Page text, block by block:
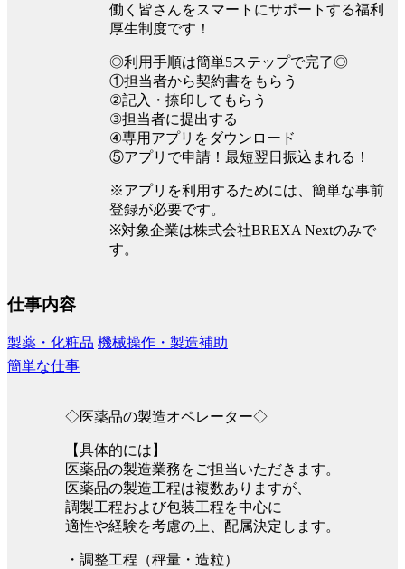
働く皆さんをスマートにサポートする福利
厚生制度です！
◎利用手順は簡単5ステップで完了◎
①担当者から契約書をもらう
②記入・捺印してもらう
③担当者に提出する
④専用アプリをダウンロード
⑤アプリで申請！最短翌日振込まれる！
※アプリを利用するためには、簡単な事前
登録が必要です。
※対象企業は株式会社BREXA Nextのみで
す。
仕事内容
製薬・化粧品 機械操作・製造補助
簡単な仕事
◇医薬品の製造オペレーター◇
【具体的には】
医薬品の製造業務をご担当いただきます。
医薬品の製造工程は複数ありますが、
調製工程および包装工程を中心に
適性や経験を考慮の上、配属決定します。
・調整工程（秤量・造粒）